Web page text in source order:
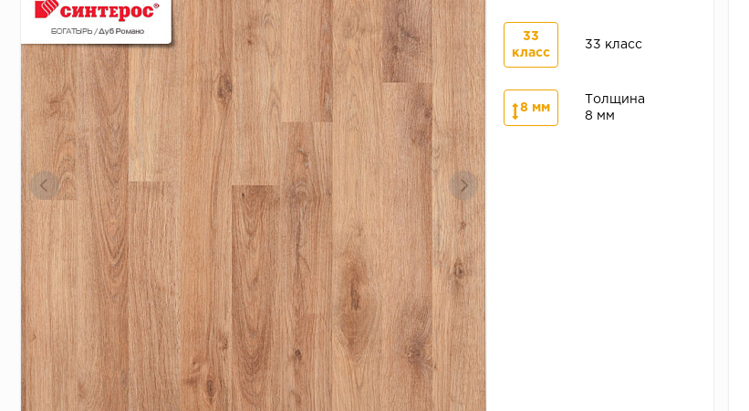
33
класс
33 класс
8 мм
Толщина
8 мм